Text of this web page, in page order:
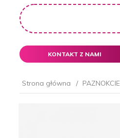
KONTAKT Z NAMI
Strona główna PAZNOKCIE